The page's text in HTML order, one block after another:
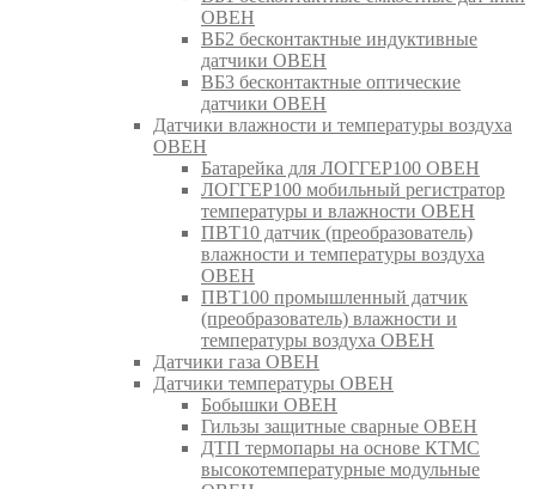
ОВЕН
ВБ2 бесконтактные индуктивные
датчики ОВЕН
ВБ3 бесконтактные оптические
датчики ОВЕН
Датчики влажности и температуры воздуха
ОВЕН
Батарейка для ЛОГГЕР100 ОВЕН
ЛОГГЕР100 мобильный регистратор
температуры и влажности ОВЕН
ПВТ10 датчик (преобразователь)
влажности и температуры воздуха
ОВЕН
ПВТ100 промышленный датчик
(преобразователь) влажности и
температуры воздуха ОВЕН
Датчики газа ОВЕН
Датчики температуры ОВЕН
Бобышки ОВЕН
Гильзы защитные сварные ОВЕН
ДТП термопары на основе КТМС
высокотемпературные модульные